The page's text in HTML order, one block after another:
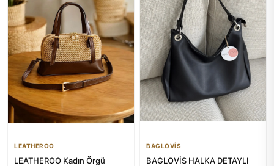
LEATHEROO
LEATHEROO Kadın Örgü
BAGLOVİS
BAGLOVİS HALKA DETAYLI